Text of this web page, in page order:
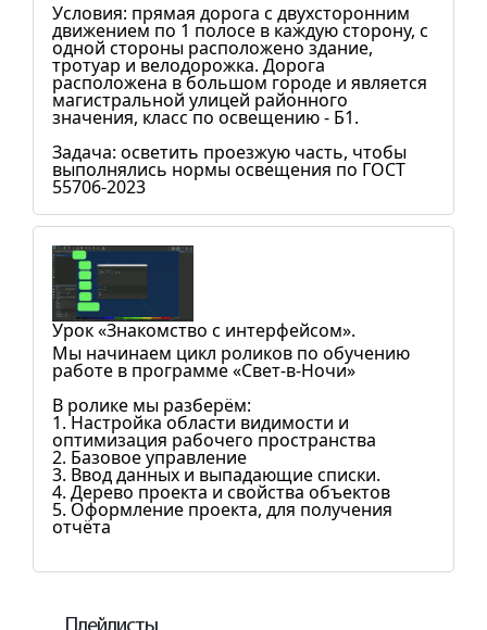
Условия: прямая дорога с двухсторонним
движением по 1 полосе в каждую сторону, с
одной стороны расположено здание,
тротуар и велодорожка. Дорога
расположена в большом городе и является
магистральной улицей районного
значения, класс по освещению - Б1.
Задача: осветить проезжую часть, чтобы
выполнялись нормы освещения по ГОСТ
55706-2023
Урок «Знакомство с интерфейсом».
Мы начинаем цикл роликов по обучению
работе в программе «Свет-в-Ночи»
В ролике мы разберём:
1. Настройка области видимости и
оптимизация рабочего пространства
2. Базовое управление
3. Ввод данных и выпадающие списки.
4. Дерево проекта и свойства объектов
5. Оформление проекта, для получения
отчёта